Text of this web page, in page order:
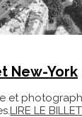
New-York
et
LIRE LE BILLET